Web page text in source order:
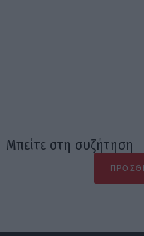
Μπείτε στη συζήτηση